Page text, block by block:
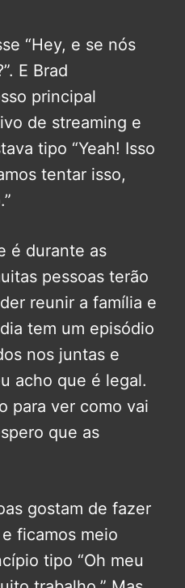
“Hey, e se nós
E Brad
principal
de streaming e
tipo “Yeah! Isso
tentar isso,
é durante as
pessoas terão
reunir a família e
tem um episódio
nos juntas e
acho que é legal.
para ver como vai
que as
gostam de fazer
ficamos meio
tipo “Oh meu